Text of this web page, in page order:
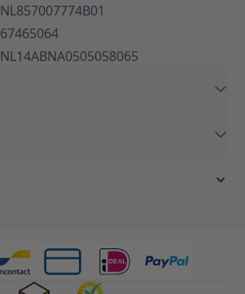
NL857007774B01
67465064
NL14ABNA0505058065